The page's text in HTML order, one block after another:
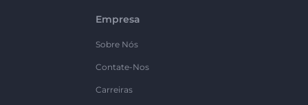
Empresa
Sobre Nós
Contate-Nos
Carreiras